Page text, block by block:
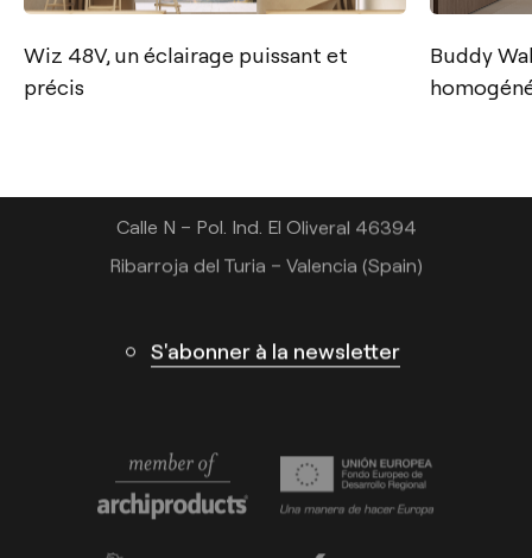
Wiz 48V, un éclairage puissant et
précis
Buddy
Contact
Tel.: +34 961 667 207
Calle N – Pol. Ind. El Oliveral 46394
Ribarroja del Turia – Valencia (Spain)
S'abonner à la newsletter